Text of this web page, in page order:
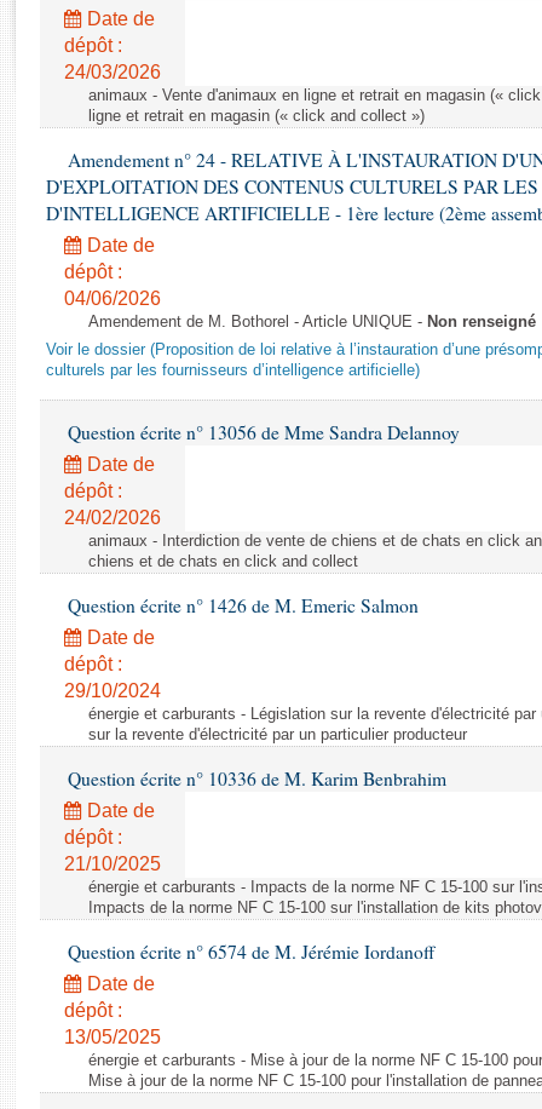
Rapports législatifs
Rapports sur l'application des lois
Baromètre de l’application des lois
Dossiers législatifs
Budget et sécurité sociale
Questions écrites et orales
Comptes rendus des débats
Date de
dépôt :
24/03/2026
animaux - Vente d'animaux en ligne et retrait en magasin («
ligne et retrait en magasin (« click and collect »)
Amendement n° 24 - RELATIVE À L'INSTAURATION
D'EXPLOITATION DES CONTENUS CULTURELS PAR LES
D'INTELLIGENCE ARTIFICIELLE - 1ère lecture (2ème
Date de
dépôt :
04/06/2026
Amendement de M. Bothorel - Article UNIQUE - Non renseigné
Voir le dossier (Proposition de loi relative à l’instauration d’une
culturels par les fournisseurs d’intelligence artificielle)
Question écrite n° 13056 de Mme Sandra Delannoy
Date de
dépôt :
24/02/2026
animaux - Interdiction de vente de chiens et de chats en click
chiens et de chats en click and collect
Question écrite n° 1426 de M. Emeric Salmon
Date de
dépôt :
29/10/2024
énergie et carburants - Législation sur la revente d'électricité
sur la revente d'électricité par un particulier producteur
Question écrite n° 10336 de M. Karim Benbrahim
Date de
dépôt :
21/10/2025
énergie et carburants - Impacts de la norme NF C 15-100 sur
Impacts de la norme NF C 15-100 sur l'installation de kits
Question écrite n° 6574 de M. Jérémie Iordanoff
Date de
dépôt :
13/05/2025
énergie et carburants - Mise à jour de la norme NF C 15-100
Mise à jour de la norme NF C 15-100 pour l'installation de